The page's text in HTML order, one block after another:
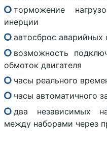
торможение
инерции
автосброс аварийных
возможность
обмоток двигателя
часы реального
часы автоматичного
два независимых
между наборами через